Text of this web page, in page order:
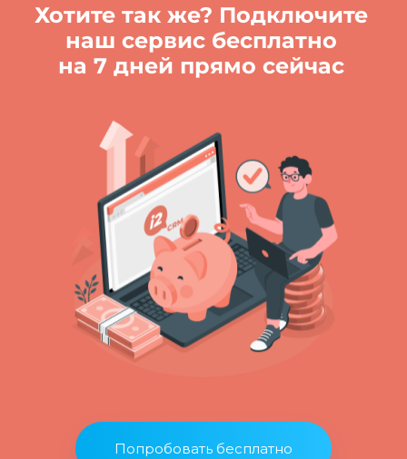
Хотите так же? Подключите
наш сервис бесплатно
на 7 дней прямо сейчас
Попробовать бесплатно